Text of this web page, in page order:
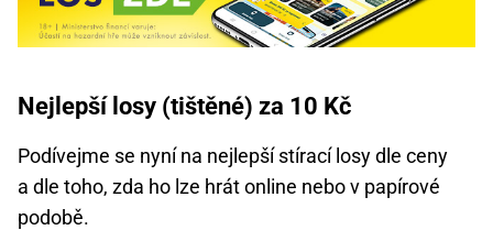
Nejlepší losy (tištěné) za 10 Kč
Podívejme se nyní na nejlepší stírací losy dle ceny
a dle toho, zda ho lze hrát online nebo v papírové
podobě.